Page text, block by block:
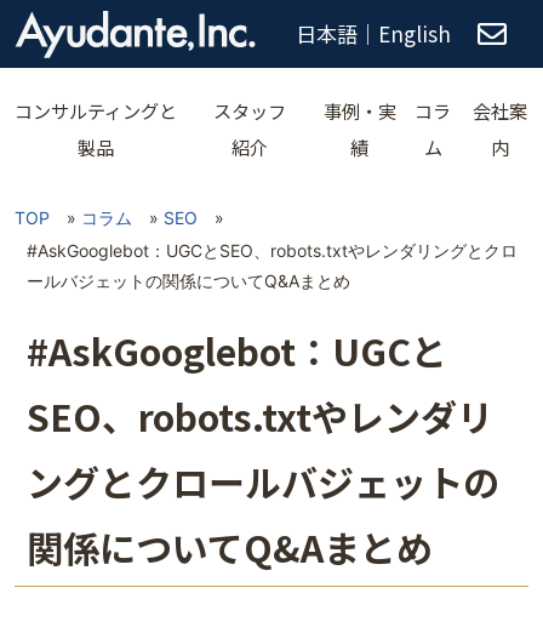
日本語 ｜ English
コンサルティングと
製品
スタッフ
紹介
事例・実
績
コラ
ム
会社案
内
TOP » コラム » SEO
»
#AskGooglebot：UGCとSEO、robots.txtやレンダリングとクロ
ールバジェットの関係についてQ&Aまとめ
#AskGooglebot：UGCと
SEO、robots.txtやレンダリ
ングとクロールバジェットの
関係についてQ&Aまとめ